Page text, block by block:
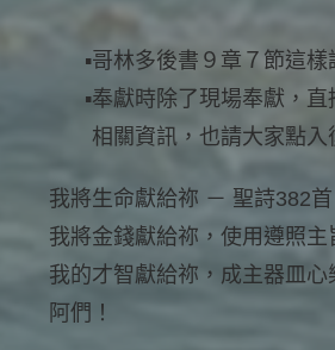
哥林多後書９章７節這
奉獻時除了現場奉獻，
相關資訊，也請大家點入
我將生命獻給祢 － 聖詩382首
我將金錢獻給祢，使用遵照主
我的才智獻給祢，成主器皿心
阿們！